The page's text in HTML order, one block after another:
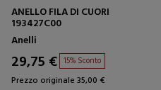
ANELLO FILA DI CUORI
193427C00
Anelli
29,75 € 15% Sconto
Prezzo originale 35,00 €